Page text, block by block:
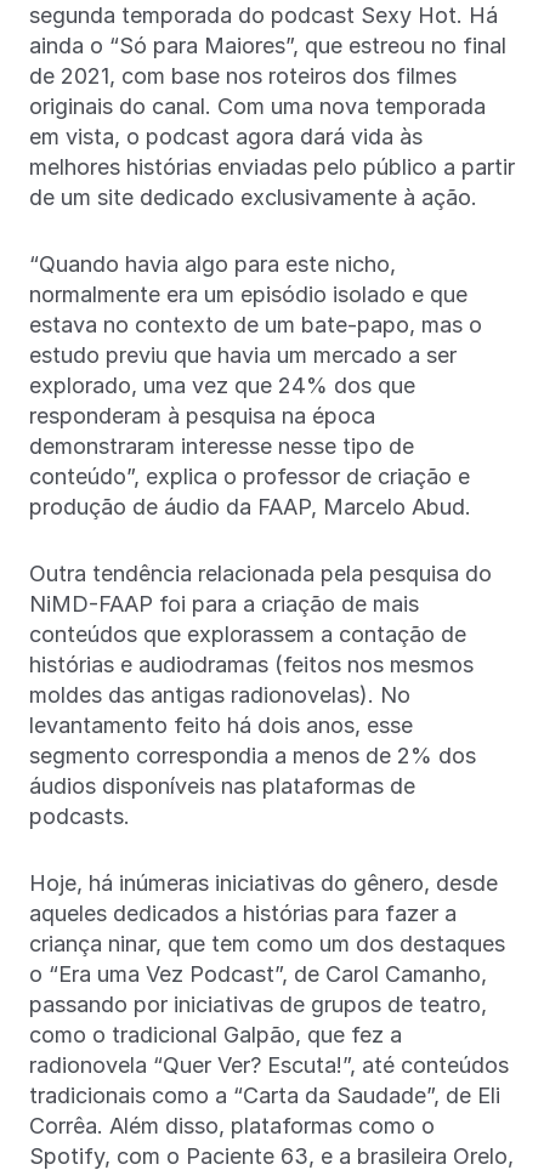
segunda temporada do podcast Sexy Hot. Há
ainda o “Só para Maiores”, que estreou no final
de 2021, com base nos roteiros dos filmes
originais do canal. Com uma nova temporada
em vista, o podcast agora dará vida às
melhores histórias enviadas pelo público a partir
de um site dedicado exclusivamente à ação.
“Quando havia algo para este nicho,
normalmente era um episódio isolado e que
estava no contexto de um bate-papo, mas o
estudo previu que havia um mercado a ser
explorado, uma vez que 24% dos que
responderam à pesquisa na época
demonstraram interesse nesse tipo de
conteúdo”, explica o professor de criação e
produção de áudio da FAAP, Marcelo Abud.
Outra tendência relacionada pela pesquisa do
NiMD-FAAP foi para a criação de mais
conteúdos que explorassem a contação de
histórias e audiodramas (feitos nos mesmos
moldes das antigas radionovelas). No
levantamento feito há dois anos, esse
segmento correspondia a menos de 2% dos
áudios disponíveis nas plataformas de
podcasts.
Hoje, há inúmeras iniciativas do gênero, desde
aqueles dedicados a histórias para fazer a
criança ninar, que tem como um dos destaques
o “Era uma Vez Podcast”, de Carol Camanho,
passando por iniciativas de grupos de teatro,
como o tradicional Galpão, que fez a
radionovela “Quer Ver? Escuta!”, até conteúdos
tradicionais como a “Carta da Saudade”, de Eli
Corrêa. Além disso, plataformas como o
Spotify, com o Paciente 63, e a brasileira Orelo,